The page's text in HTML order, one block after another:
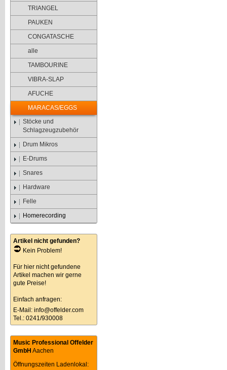
TRIANGEL
PAUKEN
CONGATASCHE
alle
TAMBOURINE
VIBRA-SLAP
AFUCHE
MARACAS/EGGS
Stöcke und
Schlagzeugzubehör
Drum Mikros
E-Drums
Snares
Hardware
Felle
Homerecording
Artikel nicht gefunden?
Kein Problem!
Für hier nicht gefundene
Artikel machen wir gerne
gute Preise!
Einfach anfragen:
E-Mail: info@offelder.com
Tel.: 0241/930008
Music Professional Offelder
GmbH Aachen
Öffnungszeiten Ladenlokal: